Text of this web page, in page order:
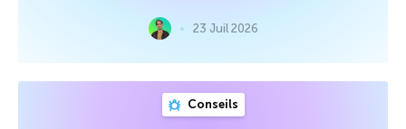
23 Juil 2026
Conseils